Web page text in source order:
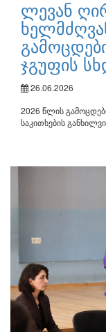
ლევან
ჯგუფის
26.06.2026
2026 წლის
საკითხების